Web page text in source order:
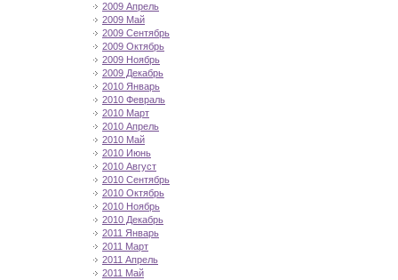
2009 Апрель
2009 Май
2009 Сентябрь
2009 Октябрь
2009 Ноябрь
2009 Декабрь
2010 Январь
2010 Февраль
2010 Март
2010 Апрель
2010 Май
2010 Июнь
2010 Август
2010 Сентябрь
2010 Октябрь
2010 Ноябрь
2010 Декабрь
2011 Январь
2011 Март
2011 Апрель
2011 Май